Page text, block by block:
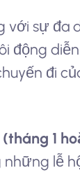
với sự đa
động
đi
1
lễ